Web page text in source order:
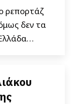
ρεπορτάζ
δεν τα